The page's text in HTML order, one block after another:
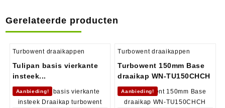
Gerelateerde producten
Turbowent draaikappen
Tulipan basis vierkante
insteek...
Aanbieding!
Turbowent draaikappen
Turbowent 150mm Base
draaikap WN-TU150CHCH
Aanbieding!